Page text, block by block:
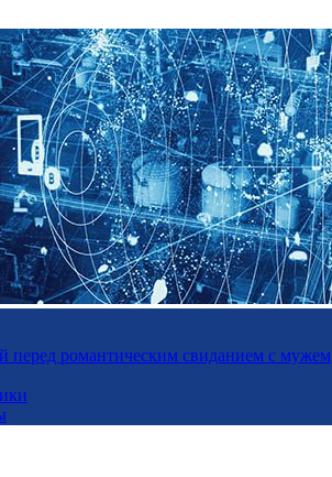
перед романтическим свиданием с мужем